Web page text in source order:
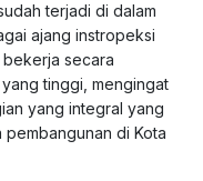
terjadi di dalam
ajang instropeksi
bekerja secara
tinggi, mengingat
yang integral yang
di Kota